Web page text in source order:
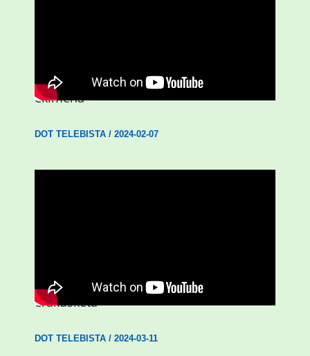
D3.0| Gazteei zuzendutako ZUOK
ekimena
DOT TELEBISTA/ 2024-02-07
D3.0| ‘Emakumeak Aberria eginez’
erakusketa
DOT TELEBISTA/ 2024-03-11